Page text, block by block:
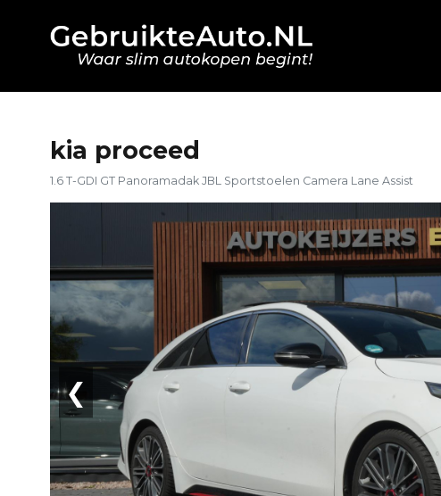
kia proceed
1.6 T-GDI GT Panoramadak JBL Sportstoelen Camera Lane Assist
❮